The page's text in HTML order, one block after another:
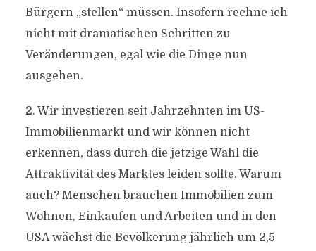
Bürgern „stellen“ müssen. Insofern rechne ich
nicht mit dramatischen Schritten zu
Veränderungen, egal wie die Dinge nun
ausgehen.
2. Wir investieren seit Jahrzehnten im US-
Immobilienmarkt und wir können nicht
erkennen, dass durch die jetzige Wahl die
Attraktivität des Marktes leiden sollte. Warum
auch? Menschen brauchen Immobilien zum
Wohnen, Einkaufen und Arbeiten und in den
USA wächst die Bevölkerung jährlich um 2,5